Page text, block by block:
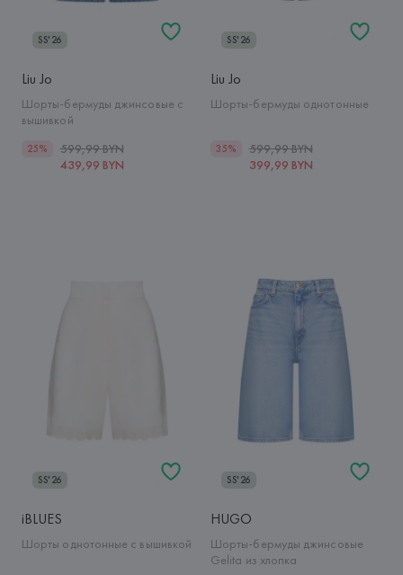
SS'26
Liu Jo
Шорты-бермуды джинсовые с
вышивкой
25%
599,99 BYN
439,99 BYN
SS'26
Liu Jo
Шорты-бермуды однотонные
35%
599,99 BYN
399,99 BYN
SS'26
iBLUES
Шорты однотонные с вышивкой
SS'26
HUGO
Шорты-бермуды джинсовые
Gelita из хлопка